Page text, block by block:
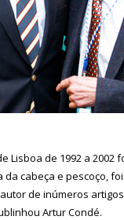
Lisboa de 1992 a
cabeça e pescoço,
de inúmeros
Artur Condé.